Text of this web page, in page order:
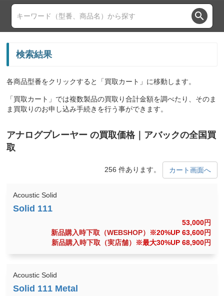
search
検索結果
各商品型番をクリックすると「買取カート」に移動します。
「買取カート」では複数製品の買取り合計金額を調べたり、そのま
ま買取りのお申し込み手続きを行う事ができます。
アナログプレーヤー の買取価格｜アバックの全国買
取
256 件あります。 カート画面へ
Acoustic Solid
53,000円
新品購入時下取（WEBSHOP）
※20%UP 63,600円
新品購入時下取（実店舗）
※最大30%UP 68,900円
Acoustic Solid